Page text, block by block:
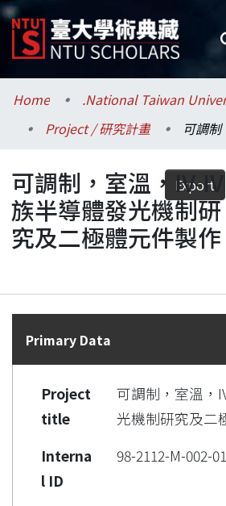
Communities & Collections
Research Outputs
Fundings & Projects
Researchers
Statistics
Home
Project / 研究計畫
Export
可調制，室溫，IV-IV
族半導體發光機制研
究及二極體元件製作
Details
Primary Data
Project
title
可調制，室溫，
光機制研究及二
Interna
l ID
98-2112-M-002-